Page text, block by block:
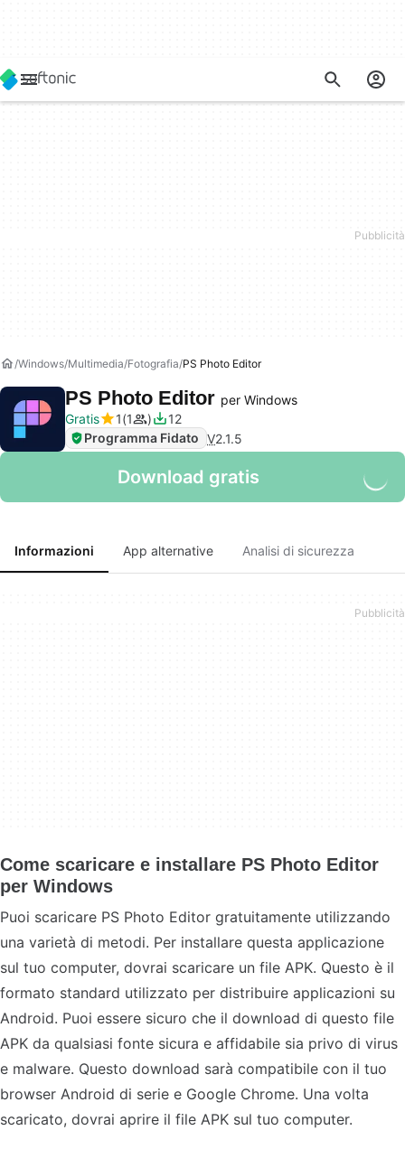
Windows Multimedia Fotografia PS Photo Editor
PS Photo Editor per Windows
Gratis
1 1
12
Programma Fidato V2.1.5
Download gratis
Informazioni App alternative Analisi di sicurezza
Come scaricare e installare PS Photo Editor
per Windows
Puoi scaricare PS Photo Editor gratuitamente utilizzando
una varietà di metodi. Per installare questa applicazione
sul tuo computer, dovrai scaricare un file APK. Questo è il
formato standard utilizzato per distribuire applicazioni su
Android. Puoi essere sicuro che il download di questo file
APK da qualsiasi fonte sicura e affidabile sia privo di virus
e malware. Questo download sarà compatibile con il tuo
browser Android di serie e Google Chrome. Una volta
scaricato, dovrai aprire il file APK sul tuo computer.